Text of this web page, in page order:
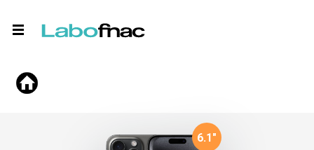
6.1"